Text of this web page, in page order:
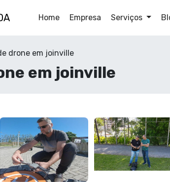
Home Empresa Serviços
drone em joinville
em joinville